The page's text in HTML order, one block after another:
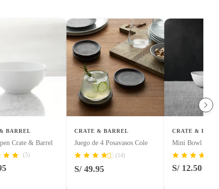
BARREL
Crate & Barrel
(5)
CRATE & BARREL
Juego de 4 Posavasos Cole
(14)
S/ 49.95
CRATE &
Mini Bowl
S/ 12.50